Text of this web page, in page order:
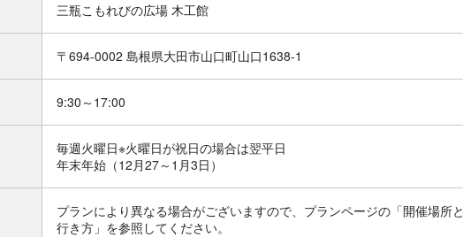
三瓶こもれびの広場 木工館
〒694-0002 島根県大田市山口町山口1638-1
9:30～17:00
毎週火曜日※火曜日が祝日の場合は翌平日
年末年始（12月27～1月3日）
プランにより異なる場合がございますので、プランページの「開催場所と
行き方」を参照してください。